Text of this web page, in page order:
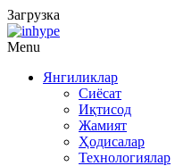
Загрузка
Menu
Янгиликлар
Сиёсат
Иқтисод
Жамият
Ҳодисалар
Технологиялар